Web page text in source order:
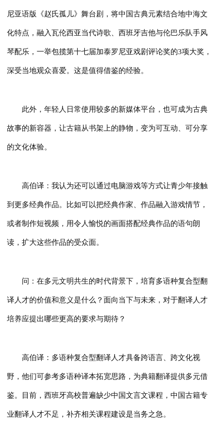
尼亚语版《赵氏孤儿》舞台剧，将中国古典元素结合地中海文
化特点，融入瓦伦西亚当代诗歌、西班牙吉他与伦巴乐队手风
琴配乐，一举包揽第十七届加泰罗尼亚戏剧评论奖的3项大奖，
深受当地观众喜爱。这是值得借鉴的经验。
此外，年轻人日常使用较多的新媒体平台，也可成为古典
故事的新容器，让古籍从书架上的静物，变为可互动、可分享
的文化体验。
高伯译：我认为还可以通过电脑游戏等方式让青少年接触
到更多经典作品。比如可以把经典作家、作品融入游戏情节，
或者制作短视频，用令人愉悦的画面搭配经典作品的语句朗
读，扩大这些作品的受众面。
问：在多元文明共生的时代背景下，培育多语种复合型翻
译人才的价值和意义是什么？面向当下与未来，对于翻译人才
培养应提出哪些更高的要求与期待？
高伯译：多语种复合型翻译人才具备跨语言、跨文化视
野，他们可参考多语种译本拓宽思路，为典籍翻译提供多元借
鉴。目前，西班牙高校普遍缺少中国文言文课程，中国古籍专
业翻译人才不足，补齐相关课程建设是当务之急。